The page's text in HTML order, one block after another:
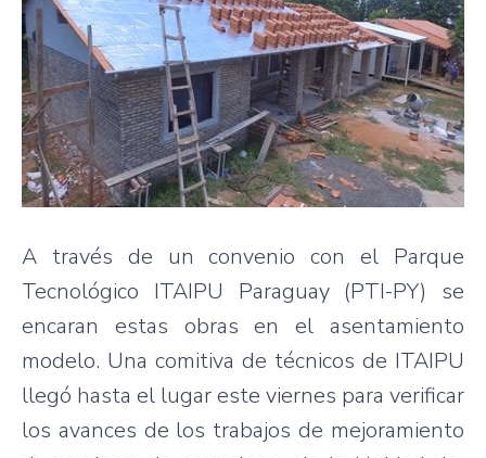
A través de un convenio con el Parque
Tecnológico ITAIPU Paraguay (PTI-PY) se
encaran estas obras en el asentamiento
modelo. Una comitiva de técnicos de ITAIPU
llegó hasta el lugar este viernes para verificar
los avances de los trabajos de mejoramiento